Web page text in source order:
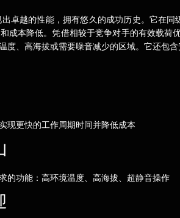
卓越的性能，拥有悠久的成功历史。它在
成本降低。凭借相较于竞争对手的有效载
度、高海拔或需要噪音减少的区域。它还包
现更快的工作周期时间并降低成本
的功能：高环境温度、高海拔、超静音操作